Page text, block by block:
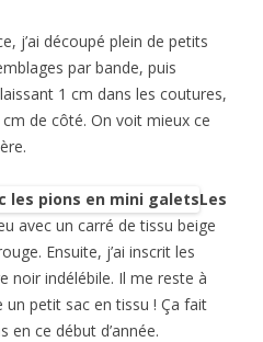
j’ai découpé plein de petits
par bande, puis
1 cm dans les coutures,
de côté. On voit mieux ce
Les
avec un carré de tissu beige
Ensuite, j’ai inscrit les
noir indélébile. Il me reste à
petit sac en tissu ! Ça fait
ce début d’année.